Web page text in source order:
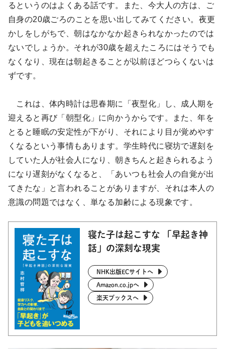
るというのはよくある話です。また、今大人の方は、ご
自身の20歳ごろのことを思い出してみてください。夜更
かしをしがちで、朝はなかなか起きられなかったのでは
ないでしょうか。それが30歳を超えたころにはそうでも
なくなり、現在は朝起きることが以前ほどつらくないは
ずです。
これは、体内時計は思春期に「夜型化」し、成人期を
迎えると再び「朝型化」に向かうからです。また、年を
とると睡眠の安定性が下がり、それにより目が覚めやす
くなるという事情もあります。学生時代に寝坊で遅刻を
していた人が社会人になり、朝きちんと起きられるよう
になり遅刻がなくなると、「あいつも社会人の自覚が出
てきたな」と言われることがありますが、それは本人の
意識の問題ではなく、単なる加齢による現象です。
寝た子は起こすな 「早起き神
話」の深刻な現実
NHK出版ECサイトへ
Amazon.co.jpへ
楽天ブックスへ